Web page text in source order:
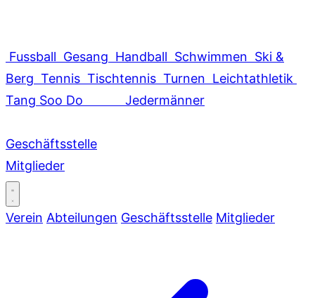
Fussball Gesang Handball Schwimmen Ski &
Berg Tennis Tischtennis Turnen Leichtathletik
Tang Soo Do
Jedermänner
Geschäftsstelle
Mitglieder
Verein Abteilungen Geschäftsstelle Mitglieder